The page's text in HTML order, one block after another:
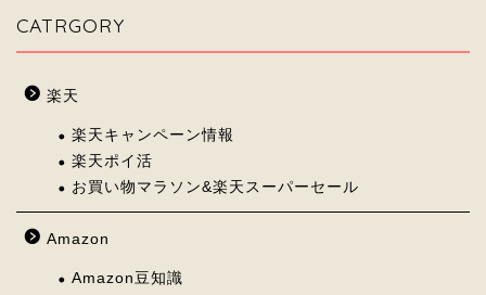
CATRGORY
楽天
楽天キャンペーン情報
楽天ポイ活
お買い物マラソン&楽天スーパーセール
Amazon
Amazon豆知識